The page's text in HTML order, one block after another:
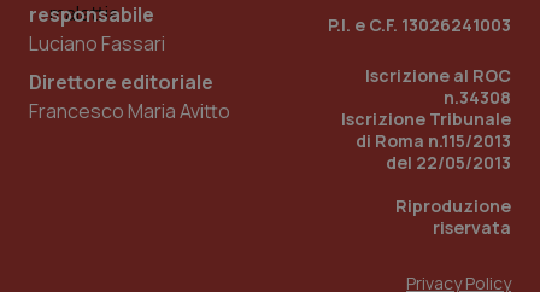
responsabile
Luciano Fassari
Direttore editoriale
Francesco Maria Avitto
P.I. e C.F. 13026241003
Iscrizione al ROC
n.34308
Iscrizione Tribunale
di Roma n.115/2013
del 22/05/2013
Riproduzione
riservata
Privacy Policy
PHPSESSID
PHP.net
www.quotidianosanita.it